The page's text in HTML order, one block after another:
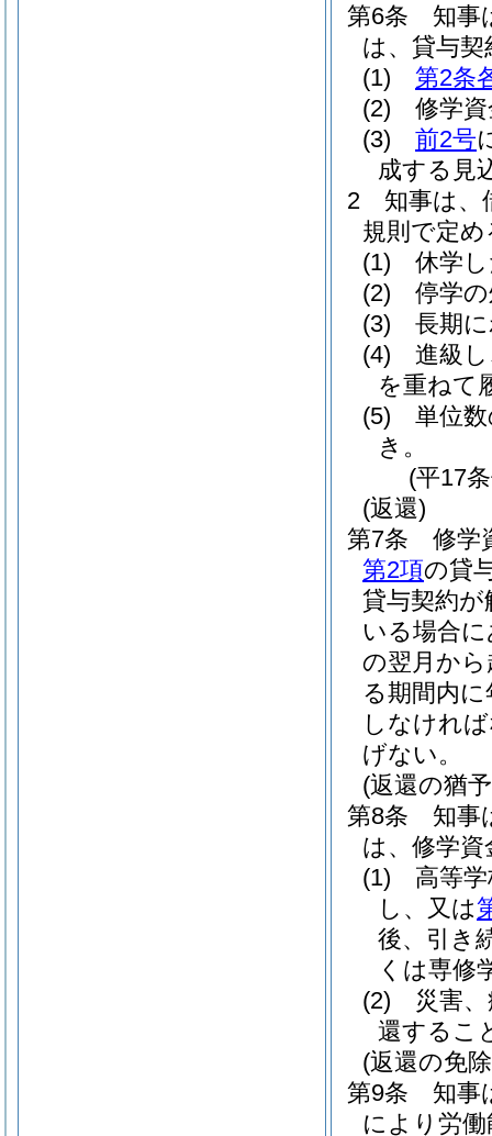
第6条
知事
は、貸与
(1)
第2条
(2)
修学
(3)
前2号
成する見
2
知事は、
規則で定
(1)
休学
(2)
停学
(3)
長期
(4)
進級
を重ねて
(5)
単位
き。
(平17
(返還)
第7条
修学
第2項の貸
貸与契約
いる場合
の翌月か
る期間内
しなけれ
げない。
(返還の猶
第8条
知事
は、修学
(1)
高等
し、又は
後、引き
くは専修
(2)
災害
還するこ
(返還の免
第9条
知事
により労